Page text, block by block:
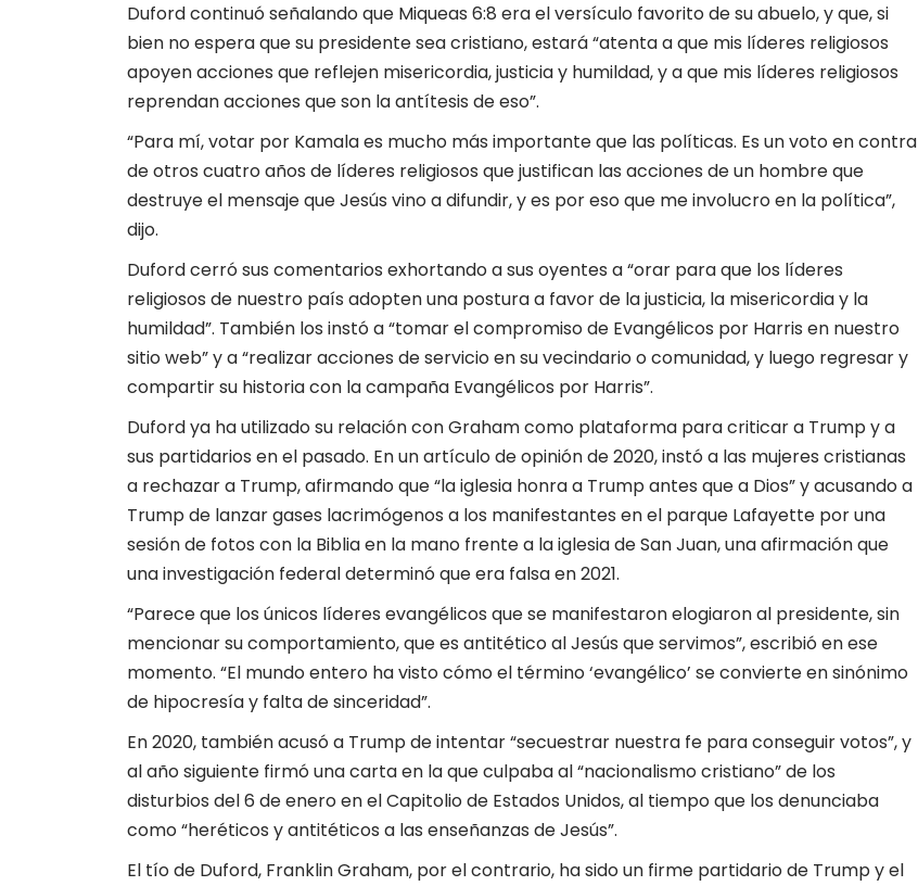
Duford continuó señalando que Miqueas 6:8 era el versículo favorito de su abuelo, y que, si
bien no espera que su presidente sea cristiano, estará “atenta a que mis líderes religiosos
apoyen acciones que reflejen misericordia, justicia y humildad, y a que mis líderes religiosos
reprendan acciones que son la antítesis de eso”.
“Para mí, votar por Kamala es mucho más importante que las políticas. Es un voto en contra
de otros cuatro años de líderes religiosos que justifican las acciones de un hombre que
destruye el mensaje que Jesús vino a difundir, y es por eso que me involucro en la política”,
dijo.
Duford cerró sus comentarios exhortando a sus oyentes a “orar para que los líderes
religiosos de nuestro país adopten una postura a favor de la justicia, la misericordia y la
humildad”. También los instó a “tomar el compromiso de Evangélicos por Harris en nuestro
sitio web” y a “realizar acciones de servicio en su vecindario o comunidad, y luego regresar y
compartir su historia con la campaña Evangélicos por Harris”.
Duford ya ha utilizado su relación con Graham como plataforma para criticar a Trump y a
sus partidarios en el pasado. En un artículo de opinión de 2020, instó a las mujeres cristianas
a rechazar a Trump, afirmando que “la iglesia honra a Trump antes que a Dios” y acusando a
Trump de lanzar gases lacrimógenos a los manifestantes en el parque Lafayette por una
sesión de fotos con la Biblia en la mano frente a la iglesia de San Juan, una afirmación que
una investigación federal determinó que era falsa en 2021.
“Parece que los únicos líderes evangélicos que se manifestaron elogiaron al presidente, sin
mencionar su comportamiento, que es antitético al Jesús que servimos”, escribió en ese
momento. “El mundo entero ha visto cómo el término ‘evangélico’ se convierte en sinónimo
de hipocresía y falta de sinceridad”.
En 2020, también acusó a Trump de intentar “secuestrar nuestra fe para conseguir votos”, y
al año siguiente firmó una carta en la que culpaba al “nacionalismo cristiano” de los
disturbios del 6 de enero en el Capitolio de Estados Unidos, al tiempo que los denunciaba
como “heréticos y antitéticos a las enseñanzas de Jesús”.
El tío de Duford, Franklin Graham, por el contrario, ha sido un firme partidario de Trump y el